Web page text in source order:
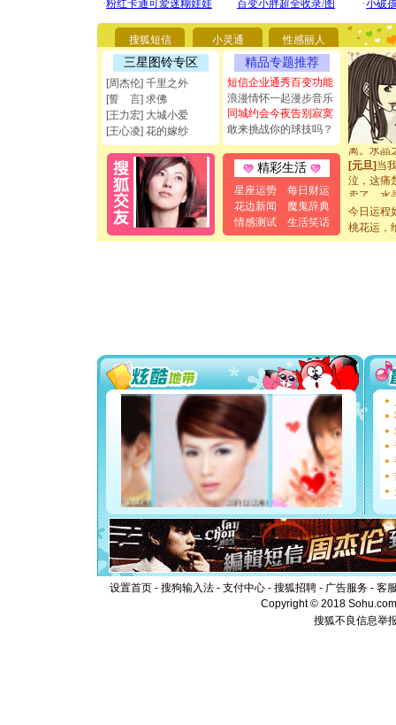
搜狐短信 小灵通 性感丽人
三星图铃专区
[周杰伦] 千里之外
[誓 言] 求佛
[王力宏] 大城小爱
[王心凌] 花的嫁纱
精品专题推荐
短信企业通秀百变功能
浪漫情怀一起漫步音乐
同城约会今夜告别寂寞
敢来挑战你的球技吗？
精彩生活
星座运势
每日财运
花边新闻
魔鬼辞典
情感测试
生活笑话
能正大
都要快乐
[圣诞节]
如意,快
[元旦]看
断电。爱
你是我
[元旦]如
起；二是
离。水晶
[元旦]当
泣，这痛
卖了。水
[春节]
风
颜！冬
道一声平
能正大光
都要快乐
[圣诞节]
如意,快
[元旦]
看
断电。
你是我
[元旦]
如
起；二
离。水
[元旦]
泣，这痛
卖了。水
[春节]风
颜！冬去
道一声平
[春节]
传
片叶子是
送你一棵
今日运程
桃花运，
设置首页 - 搜狗输入法 - 支付中心 - 搜狐招聘 - 广告服务 - 客
Copyright © 2018
搜狐不良信息举